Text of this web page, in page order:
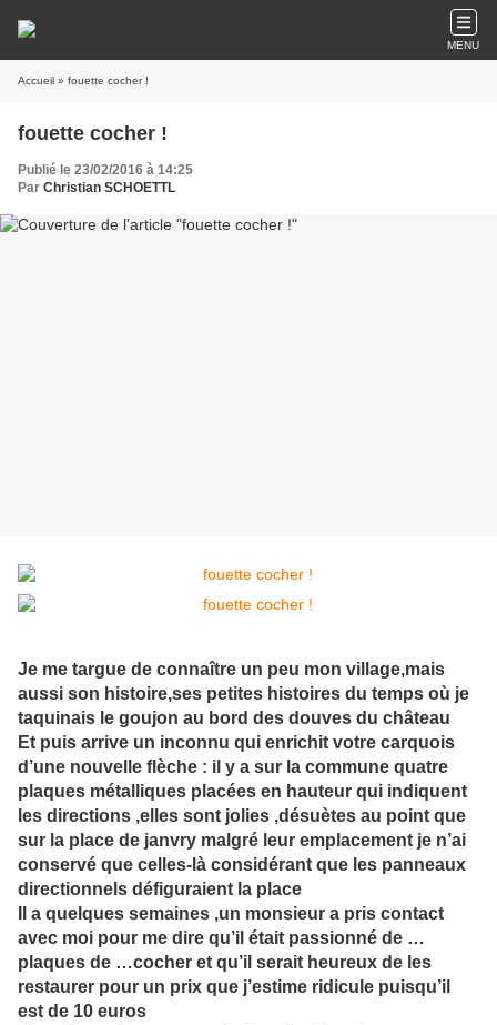
MENU
Accueil » fouette cocher !
fouette cocher !
Publié le 23/02/2016 à 14:25
Par Christian SCHOETTL
Je me targue de connaître un peu mon village,mais
aussi son histoire,ses petites histoires du temps où je
taquinais le goujon au bord des douves du château
Et puis arrive un inconnu qui enrichit votre carquois
d’une nouvelle flèche : il y a sur la commune quatre
plaques métalliques placées en hauteur qui indiquent
les directions ,elles sont jolies ,désuètes au point que
sur la place de janvry malgré leur emplacement je n’ai
conservé que celles-là considérant que les panneaux
directionnels défiguraient la place
Il a quelques semaines ,un monsieur a pris contact
avec moi pour me dire qu’il était passionné de …
plaques de …cocher et qu’il serait heureux de les
restaurer pour un prix que j’estime ridicule puisqu’il
est de 10 euros